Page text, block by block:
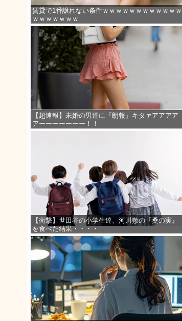
賃貸で1番譲れない条件ｗｗｗｗｗｗｗｗｗｗｗｗ
ｗｗｗｗｗｗｗ
【超速報】未婚の男達に『朗報』キタァアアアア
アーーーーーーー！！
【衝撃】世田谷の小学生達、河川敷の『桑の実』
を食べた結果・・・・